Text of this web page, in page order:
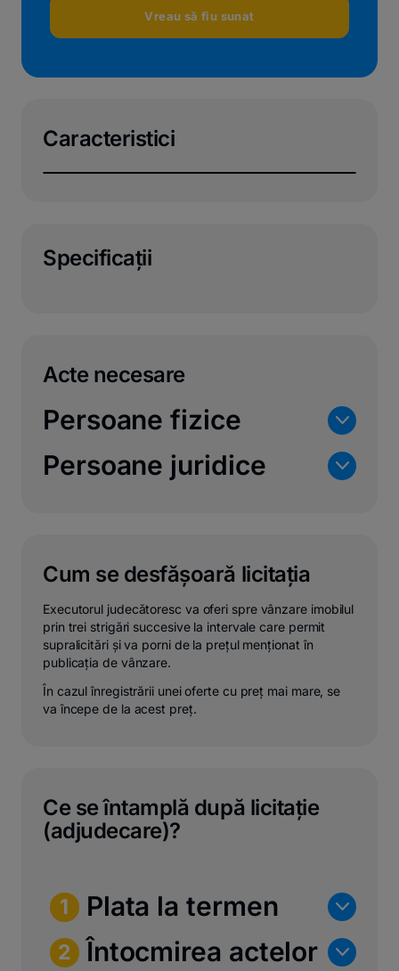
Vreau să fiu sunat
Caracteristici
Specificaţii
Acte necesare
Persoane fizice n
Persoane juridice n
Cum se desfășoară licitația
Executorul judecătoresc va oferi spre vânzare imobilul
prin trei strigări succesive la intervale care permit
supralicitări și va porni de la prețul menționat în
publicația de vânzare.
În cazul înregistrării unei oferte cu preț mai mare, se
va începe de la acest preț.
Ce se întamplă după licitație
(adjudecare)?
1 Plata la termen n
2 Întocmirea actelor n